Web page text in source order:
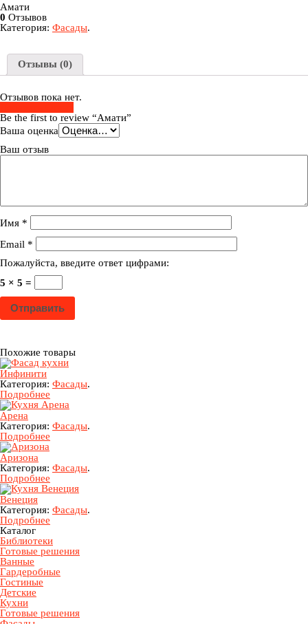
Амати
0 Отзывов
Категория: Фасады.
Отзывы (0)
Отзывов пока нет.
Be the first to review “Амати”
Ваша оценка
Ваш отзыв
Имя *
Email *
Пожалуйста, введите ответ цифрами:
5 × 5 =
Похожие товары
Инфинити
Категория: Фасады.
Подробнее
Арена
Категория: Фасады.
Подробнее
Аризона
Категория: Фасады.
Подробнее
Венеция
Категория: Фасады.
Подробнее
Каталог
Библиотеки
Готовые решения
Ванные
Гардеробные
Гостиные
Детские
Кухни
Готовые решения